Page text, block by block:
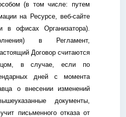
(в том числе: путем
на Ресурсе, веб-сайте
в офисах Организатора).
в Регламент,
Договор считаются
в случае, если по
дней с момента
о внесении изменений
документы,
письменного отказа от